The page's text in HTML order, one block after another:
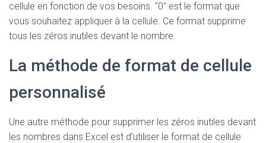
cellule en fonction de vos besoins. "0" est le format que
vous souhaitez appliquer à la cellule. Ce format supprime
tous les zéros inutiles devant le nombre.
La méthode de format de cellule
personnalisé
Une autre méthode pour supprimer les zéros inutiles devant
les nombres dans Excel est d’utiliser le format de cellule